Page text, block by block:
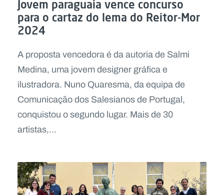
Jovem paraguaia vence concurso
para o cartaz do lema do Reitor-Mor
2024
A proposta vencedora é da autoria de Salmi
Medina, uma jovem designer gráfica e
ilustradora. Nuno Quaresma, da equipa de
Comunicação dos Salesianos de Portugal,
conquistou o segundo lugar. Mais de 30
artistas,...